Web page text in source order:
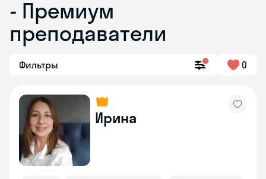
- Премиум
преподаватели
Фильтры 0
Ирина